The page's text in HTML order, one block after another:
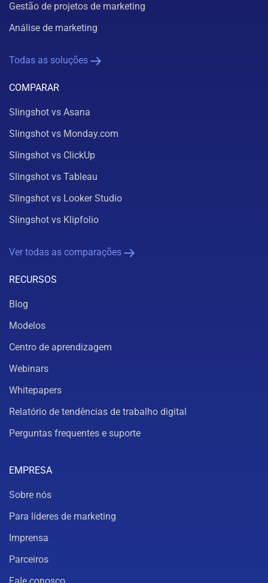
Gestão de projetos de marketing
Análise de marketing
Todas as soluções
COMPARAR
Slingshot vs Asana
Slingshot vs Monday.com
Slingshot vs ClickUp
Slingshot vs Tableau
Slingshot vs Looker Studio
Slingshot vs Klipfolio
Ver todas as comparações
RECURSOS
Blog
Modelos
Centro de aprendizagem
Webinars
Whitepapers
Relatório de tendências de trabalho digital
Perguntas frequentes e suporte
EMPRESA
Sobre nós
Para líderes de marketing
Imprensa
Parceiros